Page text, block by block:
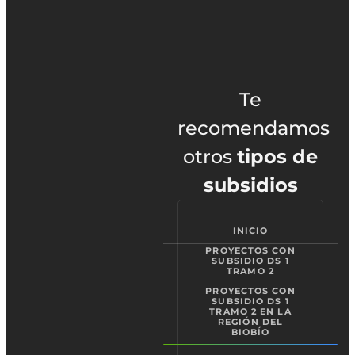
Te
recomendamos
otros tipos de
subsidios
INICIO
PROYECTOS CON
SUBSIDIO DS 1
TRAMO 2
PROYECTOS CON
SUBSIDIO DS 1
TRAMO 2 EN LA
REGIÓN DEL
BIOBÍO